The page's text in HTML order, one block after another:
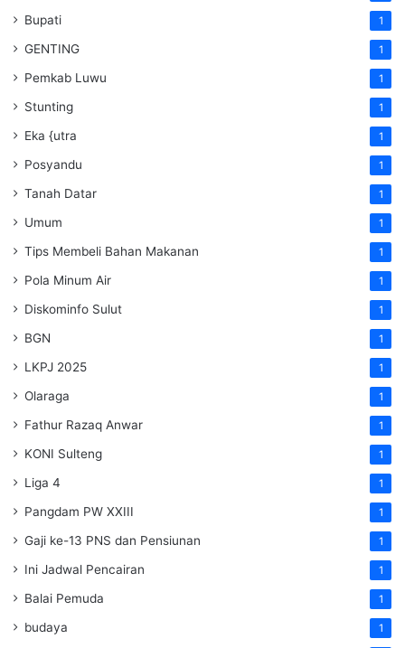
Bupati 1
GENTING 1
Pemkab Luwu 1
Stunting 1
Eka {utra 1
Posyandu 1
Tanah Datar 1
Umum 1
Tips Membeli Bahan Makanan 1
Pola Minum Air 1
Diskominfo Sulut 1
BGN 1
LKPJ 2025 1
Olaraga 1
Fathur Razaq Anwar 1
KONI Sulteng 1
Liga 4 1
Pangdam PW XXIII 1
Gaji ke-13 PNS dan Pensiunan 1
Ini Jadwal Pencairan 1
Balai Pemuda 1
budaya 1